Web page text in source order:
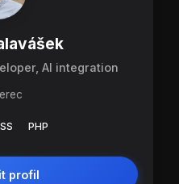
AI integration
PHP
profil